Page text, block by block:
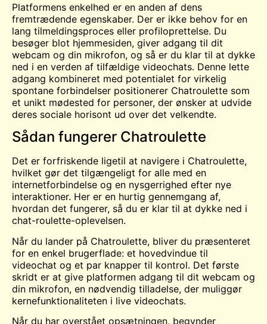
Platformens enkelhed er en anden af dens
fremtrædende egenskaber. Der er ikke behov for en
lang tilmeldingsproces eller profiloprettelse. Du
besøger blot hjemmesiden, giver adgang til dit
webcam og din mikrofon, og så er du klar til at dykke
ned i en verden af tilfældige videochats. Denne lette
adgang kombineret med potentialet for virkelig
spontane forbindelser positionerer Chatroulette som
et unikt mødested for personer, der ønsker at udvide
deres sociale horisont ud over det velkendte.
Sådan fungerer Chatroulette
Det er forfriskende ligetil at navigere i Chatroulette,
hvilket gør det tilgængeligt for alle med en
internetforbindelse og en nysgerrighed efter nye
interaktioner. Her er en hurtig gennemgang af,
hvordan det fungerer, så du er klar til at dykke ned i
chat-roulette-oplevelsen.
Når du lander på Chatroulette, bliver du præsenteret
for en enkel brugerflade: et hovedvindue til
videochat og et par knapper til kontrol. Det første
skridt er at give platformen adgang til dit webcam og
din mikrofon, en nødvendig tilladelse, der muliggør
kernefunktionaliteten i live videochats.
Når du har overstået opsætningen, begynder